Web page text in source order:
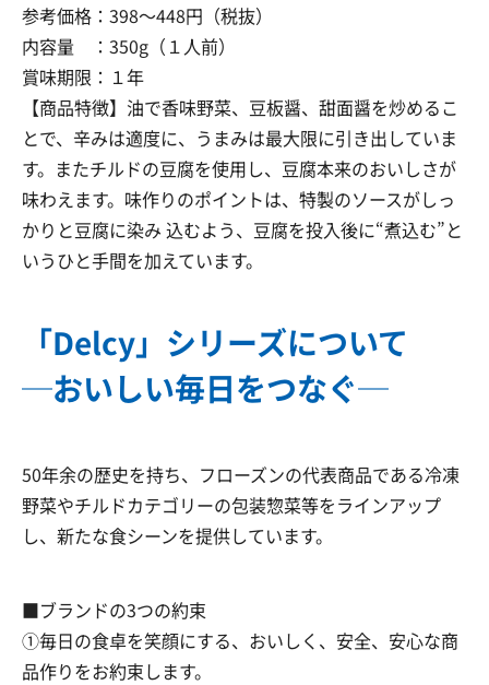
参考価格：398～448円（税抜）
内容量 ：350g（１人前）
賞味期限：１年
【商品特徴】油で香味野菜、豆板醤、甜面醤を炒めるこ
とで、辛みは適度に、うまみは最大限に引き出していま
す。またチルドの豆腐を使用し、豆腐本来のおいしさが
味わえます。味作りのポイントは、特製のソースがしっ
かりと豆腐に染み 込むよう、豆腐を投入後に“煮込む”と
いうひと手間を加えています。
「Delcy」シリーズについて
─おいしい毎日をつなぐ─
50年余の歴史を持ち、フローズンの代表商品である冷凍
野菜やチルドカテゴリーの包装惣菜等をラインアップ
し、新たな食シーンを提供しています。
■ブランドの3つの約束
①毎日の食卓を笑顔にする、おいしく、安全、安心な商
品作りをお約束します。